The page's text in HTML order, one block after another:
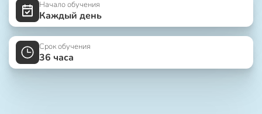
Начало обучения
Каждый день
Срок обучения
36 часа